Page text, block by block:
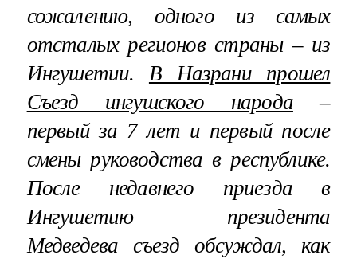
сожалению, одного из самых
отсталых регионов страны – из
Ингушетии. В Назрани прошел
Съезд ингушского народа–
первый за 7 лет и первый после
смены руководства в республике.
После недавнего приезда в
Ингушетию президента
Медведева съезд обсуждал, как